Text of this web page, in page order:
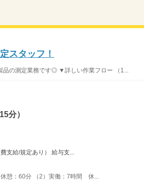
スタッフ！
品の測定業務です◎ ▼詳しい作業フロー （1...
分）
支給/規定あり） 給与支...
憩：60分 （2）実働：7時間 休...